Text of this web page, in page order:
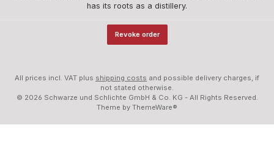
has its roots as a distillery.
Revoke order
All prices incl. VAT plus shipping costs and possible delivery charges, if
not stated otherwise.
© 2026 Schwarze und Schlichte GmbH & Co. KG - All Rights Reserved.
Theme by ThemeWare®